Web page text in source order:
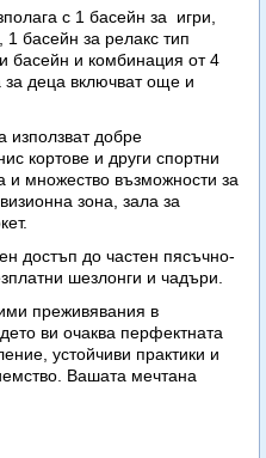
с 1 басейн за игри,
1 басейн за релакс тип
басейн и комбинация от 4
за деца включват още и
използват добре
кортове и други спортни
и множество възможности за
зона, зала за
достъп до частен пясъчно-
шезлонги и чадъри.
преживявания в
ви очаква перфектната
устойчиви практики и
Вашата мечтана